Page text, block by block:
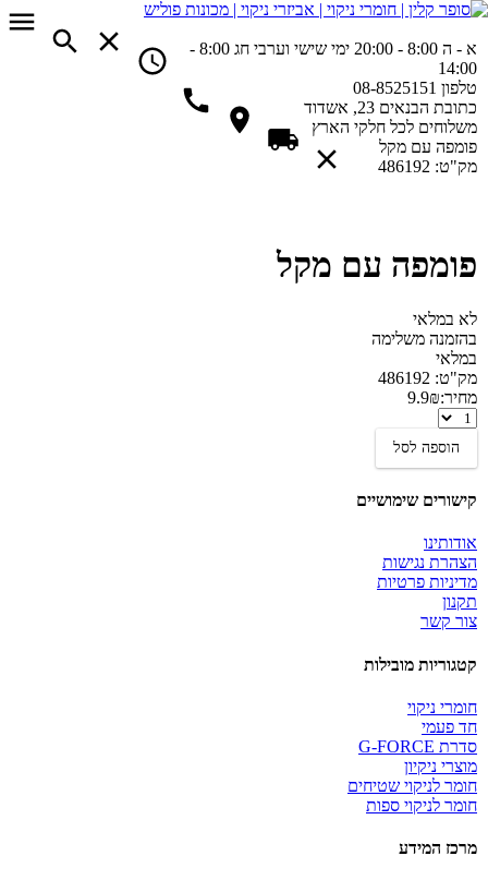
א - ה 8:00 - 20:00
ימי שישי וערבי חג 8:00 -
14:00
טלפון 08-8525151
כתובת הבנאים 23, אשדוד
משלוחים לכל חלקי הארץ
פומפה עם מקל
מק"ט: 486192
פומפה עם מקל
לא במלאי
בהזמנה משלימה
במלאי
מק"ט: 486192
מחיר:
9.9₪
פומפה
מקלהוספה לסל
קישורים שימושיים
אודותינו
הצהרת נגישות
מדיניות פרטיות
תקנון
צור קשר
קטגוריות מובילות
חומרי ניקוי
חד פעמי
סדרת G-FORCE
מוצרי ניקיון
חומר לניקוי שטיחים
חומר לניקוי ספות
מרכז המידע